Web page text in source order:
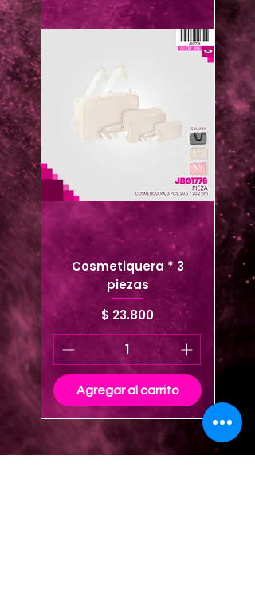
Cosmetiquera * 3
piezas
Precio
$ 23.800
Agregar al carrito